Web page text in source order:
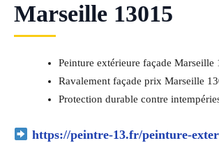
Marseille 13015
Peinture extérieure façade Marseille
Ravalement façade prix Marseille
Protection durable contre
https://peintre-13.fr/peinture-